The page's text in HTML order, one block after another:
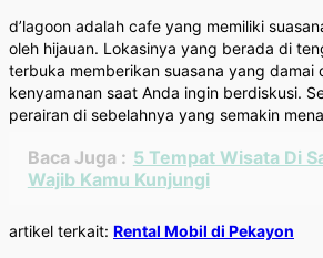
d’lagoon adalah cafe yang memiliki
oleh hijauan. Lokasinya yang berada di
terbuka memberikan suasana yang damai
kenyamanan saat Anda ingin berdiskusi.
perairan di sebelahnya yang semakin
Baca Juga : 5 Tempat Wisata Di
Wajib Kamu Kunjungi
artikel terkait: Rental Mobil di Pekayon